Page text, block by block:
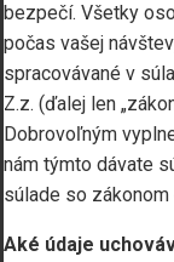
bezpečí. Všetky
počas vašej
spracovávané v
Z.z. (ďalej len
Dobrovoľným
nám týmto dávate
súlade so zákonom
Aké údaje